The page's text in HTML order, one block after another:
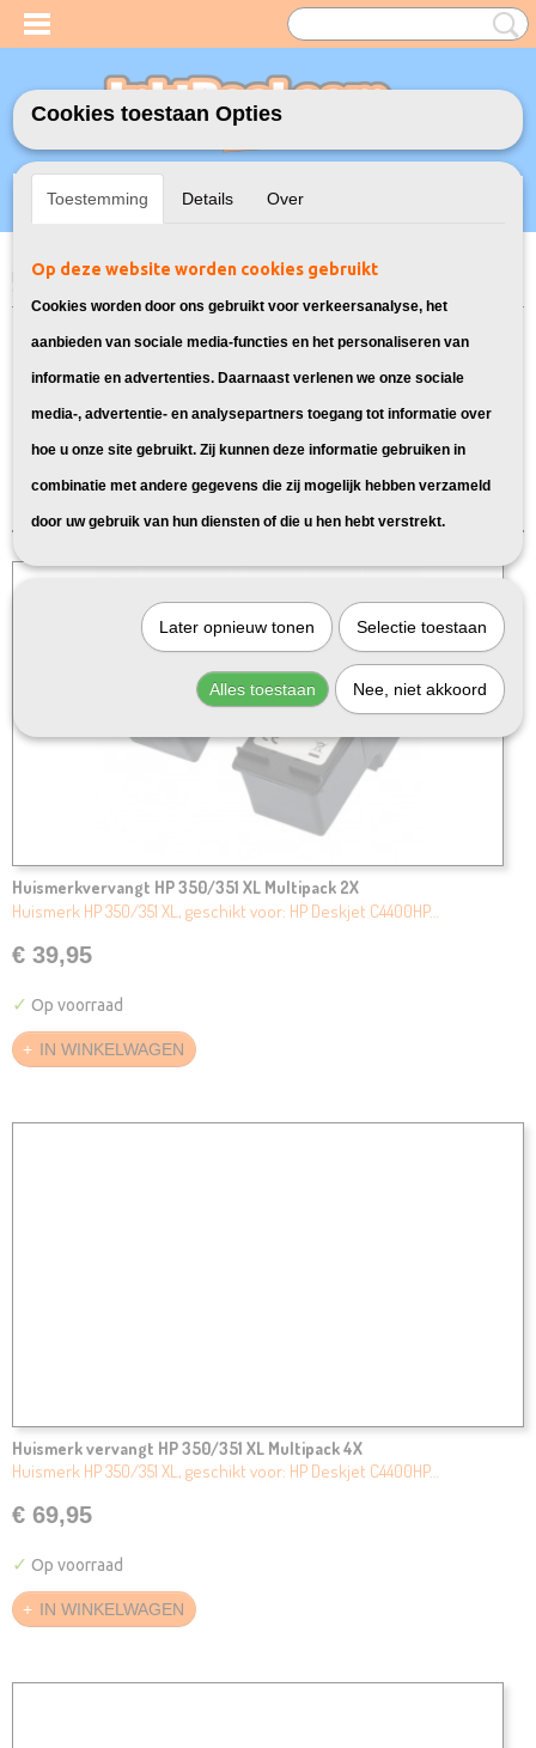
Inloggen Registreren
UW WINKELWAGEN
Home>Model Printer>350XL/351XL Inkt cartridges voor HP
Bekijk hier inktcartridges voor HP
Photosmart C5360:
Huismerkvervangt HP 350/351 XL Multipack 2X
Huismerk HP 350/351 XL, geschikt voor: HP Deskjet C4400HP…
€ 39,95
✓ Op voorraad
IN WINKELWAGEN
Huismerk vervangt HP 350/351 XL Multipack 4X
Huismerk HP 350/351 XL, geschikt voor: HP Deskjet C4400HP…
€ 69,95
✓ Op voorraad
IN WINKELWAGEN
Cookies toestaan Opties
Toestemming Details Over
Op deze website worden cookies gebruikt
Cookies worden door ons gebruikt voor verkeersanalyse, het
aanbieden van sociale media-functies en het personaliseren van
informatie en advertenties. Daarnaast verlenen we onze sociale
media-, advertentie- en analysepartners toegang tot informatie over
hoe u onze site gebruikt. Zij kunnen deze informatie gebruiken in
combinatie met andere gegevens die zij mogelijk hebben verzameld
door uw gebruik van hun diensten of die u hen hebt verstrekt.
Later opnieuw tonen Selectie toestaan
Alles toestaan Nee, niet akkoord